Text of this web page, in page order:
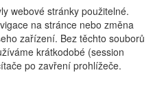
webové stránky použitelné.
na stránce nebo změna
zařízení. Bez těchto souborů
krátkodobé (session
po zavření prohlížeče.